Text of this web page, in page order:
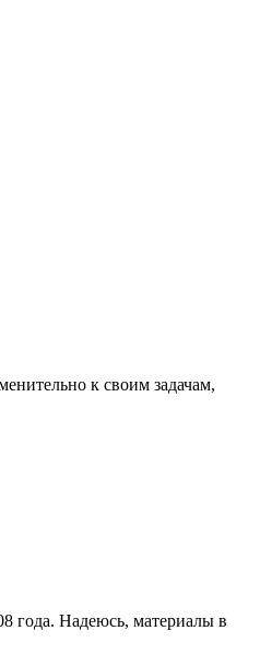
к своим задачам,
года. Надеюсь, материалы в